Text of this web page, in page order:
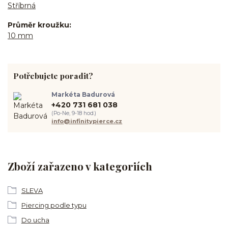
Stříbrná
Průměr kroužku
10 mm
Zboží zařazeno v kategoriích
SLEVA
Piercing podle typu
Do ucha
Potřebujete poradit?
Markéta Badurová
+420 731 681 038
(Po-Ne, 9-18 hod.)
info@infinitypierce.cz